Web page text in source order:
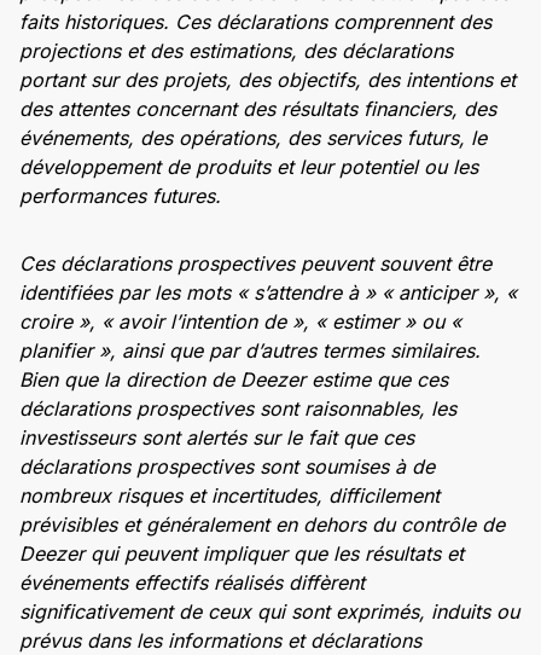
faits historiques. Ces déclarations comprennent des
projections et des estimations, des déclarations
portant sur des projets, des objectifs, des intentions et
des attentes concernant des résultats financiers, des
événements, des opérations, des services futurs, le
développement de produits et leur potentiel ou les
performances futures.
Ces déclarations prospectives peuvent souvent être
identifiées par les mots « s’attendre à » « anticiper », «
croire », « avoir l’intention de », « estimer » ou «
planifier », ainsi que par d’autres termes similaires.
Bien que la direction de Deezer estime que ces
déclarations prospectives sont raisonnables, les
investisseurs sont alertés sur le fait que ces
déclarations prospectives sont soumises à de
nombreux risques et incertitudes, difficilement
prévisibles et généralement en dehors du contrôle de
Deezer qui peuvent impliquer que les résultats et
événements effectifs réalisés diffèrent
significativement de ceux qui sont exprimés, induits ou
prévus dans les informations et déclarations